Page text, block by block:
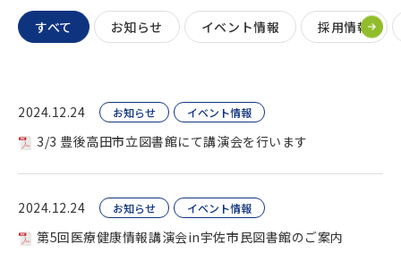
すべて お知らせ イベント情報 採用情報
2024.12.24 お知らせ イベント情報
3/3 豊後高田市立図書館にて講演会を行います
2024.12.24 お知らせ イベント情報
第5回医療健康情報講演会in宇佐市民図書館のご案内